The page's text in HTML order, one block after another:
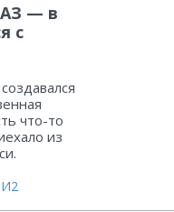
— в
с
что-то
из